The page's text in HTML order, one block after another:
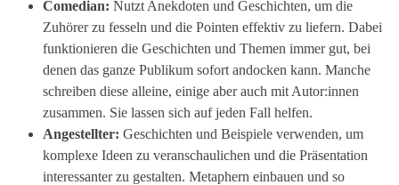
Comedian: Nutzt Anekdoten und Geschichten, um die
Zuhörer zu fesseln und die Pointen effektiv zu liefern. Dabei
funktionieren die Geschichten und Themen immer gut, bei
denen das ganze Publikum sofort andocken kann. Manche
schreiben diese alleine, einige aber auch mit Autor:innen
zusammen. Sie lassen sich auf jeden Fall helfen.
Angestellter: Geschichten und Beispiele verwenden, um
komplexe Ideen zu veranschaulichen und die Präsentation
interessanter zu gestalten. Metaphern einbauen und so